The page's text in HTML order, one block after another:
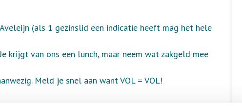
(als 1 gezinslid een indicatie heeft mag het hele
krijgt van ons een lunch, maar neem wat zakgeld mee
Meld je snel aan want VOL = VOL!